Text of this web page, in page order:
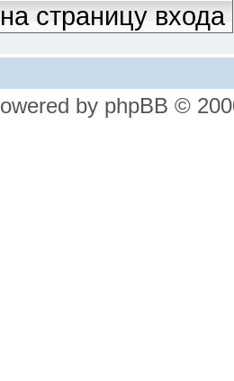
страницу входа
by phpBB ©